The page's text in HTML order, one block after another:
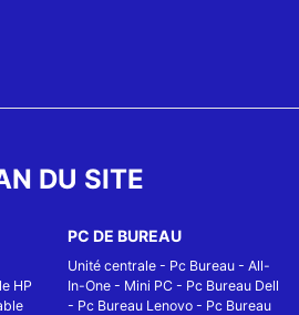
DU SITE
HP
PC DE BUREAU
Unité centrale - Pc Bureau - All-
In-One - Mini PC - Pc Bureau Dell
- Pc Bureau Lenovo - Pc Bureau